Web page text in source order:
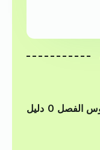
الفصل 0
دليل